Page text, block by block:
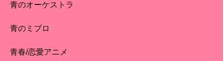
青のオーケストラ
青のミブロ
青春/恋愛アニメ